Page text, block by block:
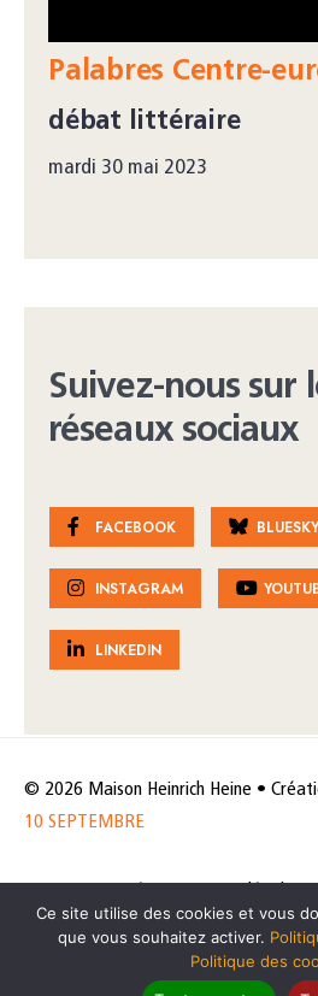
Palabres Centre-
débat littéraire
mardi 30 mai 2023
Suivez-nous sur
réseaux sociaux
FACEBOOK BLUESKY
INSTAGRAM
LINKEDIN
© 2026 Maison Heinrich Heine •
10 SEPTEMBRE
de données
Politique des cookies
Ce site utilise des cookies et vous
que vous souhaitez activer.
Politique des